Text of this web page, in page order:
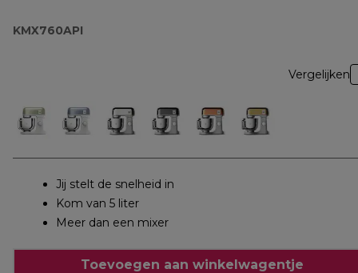
KMX760API
Vergelijken
Jij stelt de snelheid in
Kom van 5 liter
Meer dan een mixer
Toevoegen aan winkelwagentje